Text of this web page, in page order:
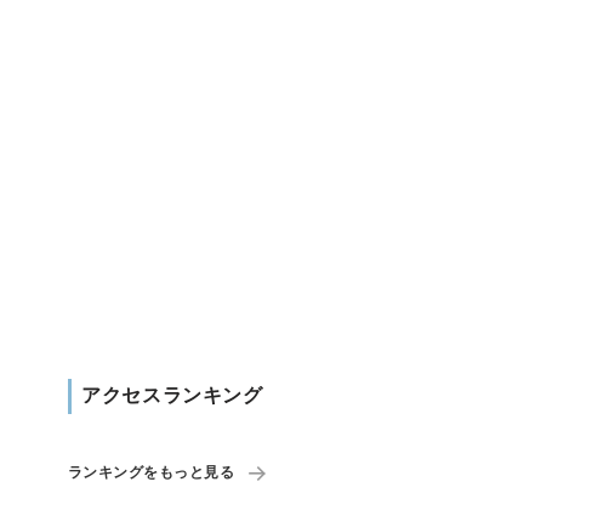
アクセスランキング
ランキングをもっと見る